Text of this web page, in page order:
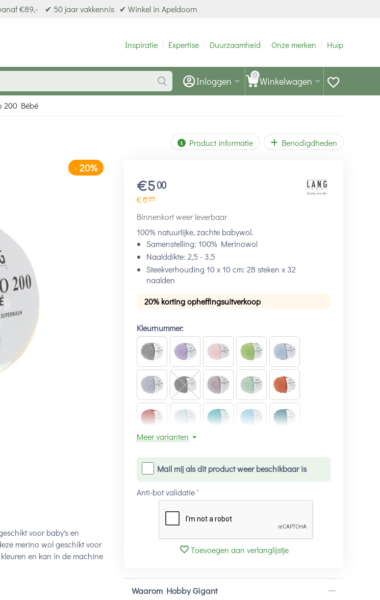
€89,- ✔ 50 jaar vakkennis ✔ Winkel in Apeldoorn
Inspiratie Expertise Duurzaamheid Onze merken Hulp
0 Winkelwagen
Inloggen
200 Bébé
Product informatie Benodigdheden
€5 00
€625
Binnenkort weer leverbaar
100% natuurlijke, zachte babywol.
Samenstelling: 100% Merinowol
Naalddikte: 2,5 - 3,5
Steekverhouding 10 x 10 cm: 28 steken x 32
naalden
20% korting opheffingsuitverkoop
Kleurnummer:
Meer varianten
Mail mij als dit product weer beschikbaar is
Anti-bot validatie
Toevoegen aan verlanglijstje
Waarom Hobby Gigant
voor baby's en
merino wol geschikt voor
en kan in de machine